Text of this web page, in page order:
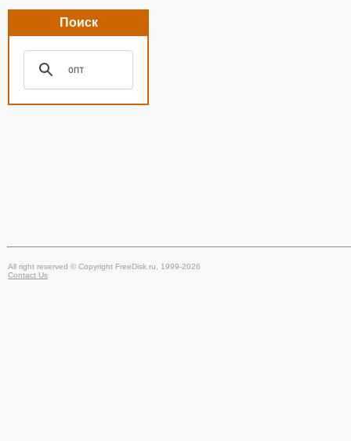
Поиск
All right reserved © Copyright FreeDisk.ru, 1999-2026
Contact Us